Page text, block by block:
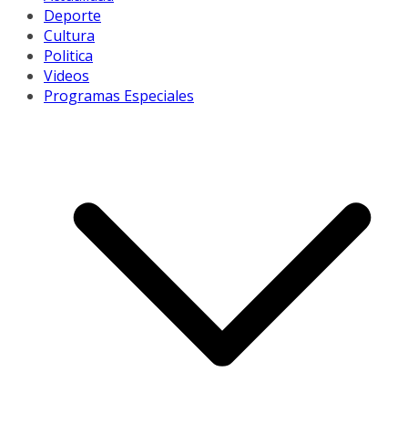
Deporte
Cultura
Politica
Videos
Programas Especiales